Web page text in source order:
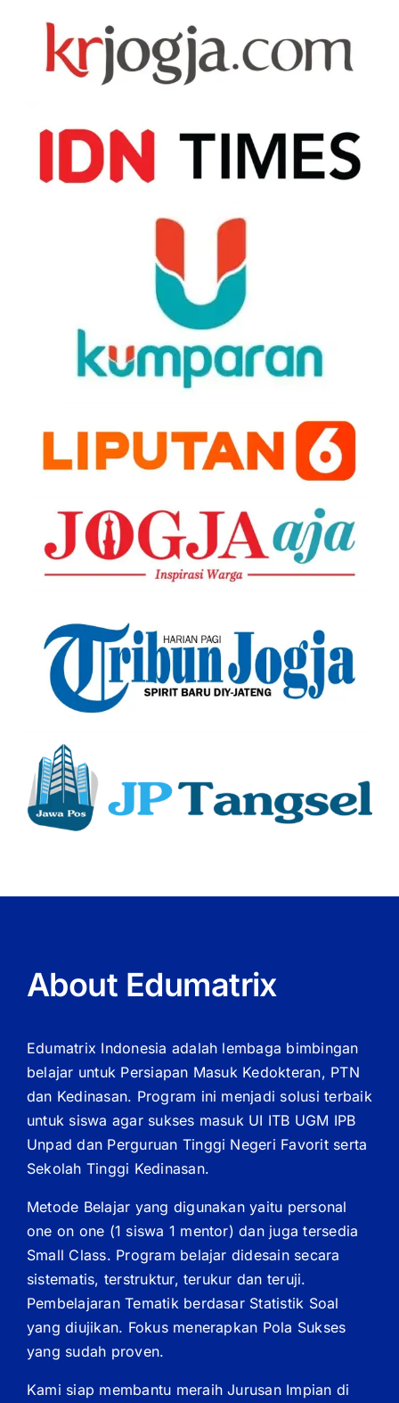
About Edumatrix
Edumatrix Indonesia adalah lembaga bimbingan
belajar untuk Persiapan Masuk Kedokteran, PTN
dan Kedinasan. Program ini menjadi solusi terbaik
untuk siswa agar sukses masuk UI ITB UGM IPB
Unpad dan Perguruan Tinggi Negeri Favorit serta
Sekolah Tinggi Kedinasan.
Metode Belajar yang digunakan yaitu personal
one on one (1 siswa 1 mentor) dan juga tersedia
Small Class. Program belajar didesain secara
sistematis, terstruktur, terukur dan teruji.
Pembelajaran Tematik berdasar Statistik Soal
yang diujikan. Fokus menerapkan Pola Sukses
yang sudah proven.
Kami siap membantu meraih Jurusan Impian di